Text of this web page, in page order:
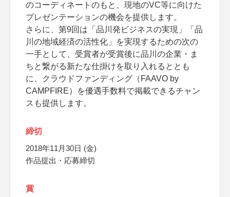
のコーディネートのもと、現地のVC等に向けた
プレゼンテーションの機会を提供します。
さらに、第9回は「品川発ビジネスの実現」「品
川の地域経済の活性化」を実現するための次の
一手として、受賞者が受賞後に品川の企業・ま
ちと繋がる新たな仕掛けを取り入れるととも
に、クラウドファンディング（FAAVO by
CAMPFIRE）を優遇手数料で掲載できるチャン
スも提供します。
締切
2018年11月30日 (金)
作品提出・応募締切
賞